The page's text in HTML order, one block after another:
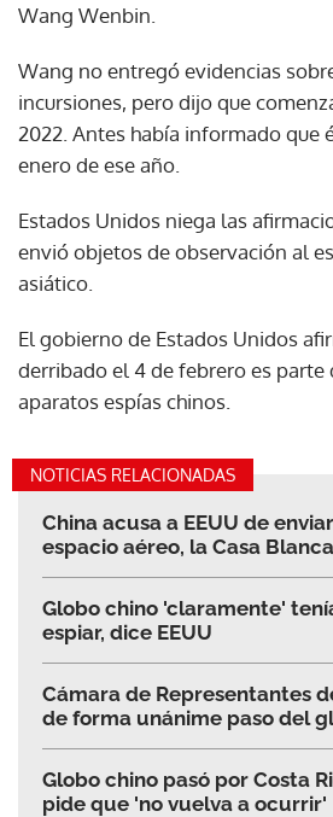
Wang Wenbin.
Wang no entregó evidencias
incursiones, pero dijo que
2022. Antes había informado que
enero de ese año.
Estados Unidos niega las
envió objetos de observación al
asiático.
El gobierno de Estados Unidos
derribado el 4 de febrero es parte
aparatos espías chinos.
NOTICIAS RELACIONADAS
China acusa a EEUU de
espacio aéreo, la Casa
Globo chino 'claramente'
espiar, dice EEUU
Cámara de Representantes
de forma unánime paso del
Globo chino pasó por Costa
pide que 'no vuelva a ocurrir'